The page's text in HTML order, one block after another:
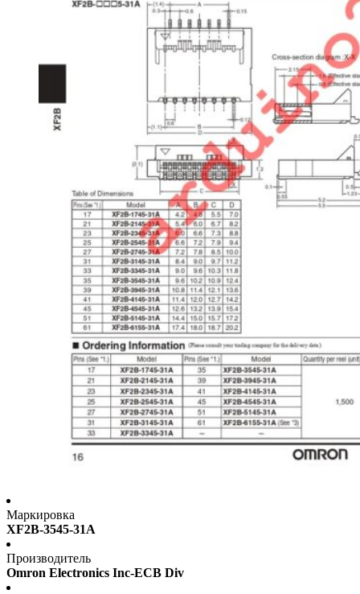
Маркировка
XF2B-3545-31A
Производитель
Omron Electronics Inc-ECB Div